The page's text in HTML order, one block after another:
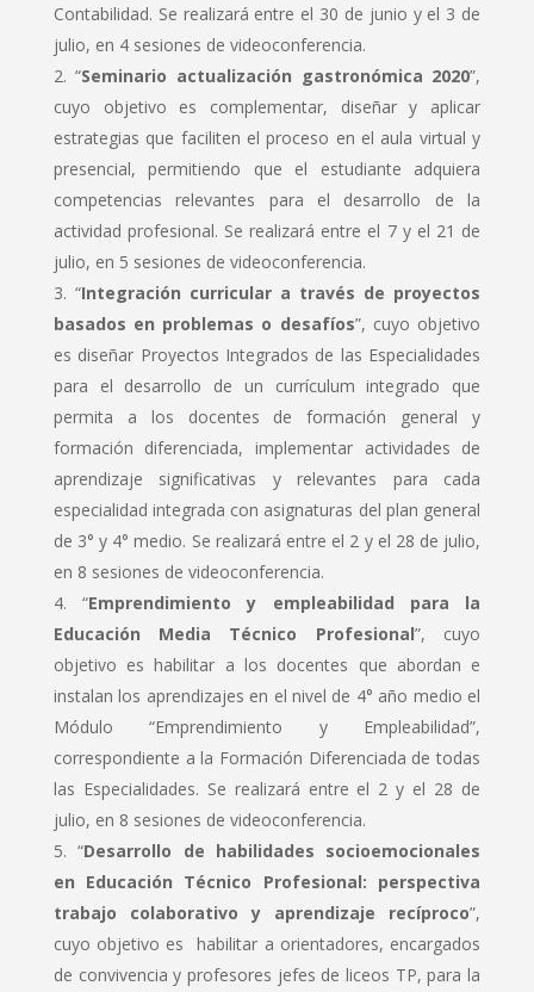
Contabilidad. Se realizará entre el 30 de junio y el 3 de
julio, en 4 sesiones de videoconferencia.
“Seminario actualización gastronómica 2020”,
cuyo objetivo es complementar, diseñar y aplicar
estrategias que faciliten el proceso en el aula virtual y
presencial, permitiendo que el estudiante adquiera
competencias relevantes para el desarrollo de la
actividad profesional. Se realizará entre el 7 y el 21 de
julio, en 5 sesiones de videoconferencia.
“Integración curricular a través de proyectos
basados en problemas o desafíos”, cuyo objetivo
es diseñar Proyectos Integrados de las Especialidades
para el desarrollo de un currículum integrado que
permita a los docentes de formación general y
formación diferenciada, implementar actividades de
aprendizaje significativas y relevantes para cada
especialidad integrada con asignaturas del plan general
de 3° y 4° medio. Se realizará entre el 2 y el 28 de julio,
en 8 sesiones de videoconferencia.
“Emprendimiento y empleabilidad para la
Educación Media Técnico Profesional”, cuyo
objetivo es habilitar a los docentes que abordan e
instalan los aprendizajes en el nivel de 4° año medio el
Módulo “Emprendimiento y Empleabilidad”,
correspondiente a la Formación Diferenciada de todas
las Especialidades. Se realizará entre el 2 y el 28 de
julio, en 8 sesiones de videoconferencia.
“Desarrollo de habilidades socioemocionales
en Educación Técnico Profesional: perspectiva
trabajo colaborativo y aprendizaje recíproco”,
cuyo objetivo es habilitar a orientadores, encargados
de convivencia y profesores jefes de liceos TP, para la